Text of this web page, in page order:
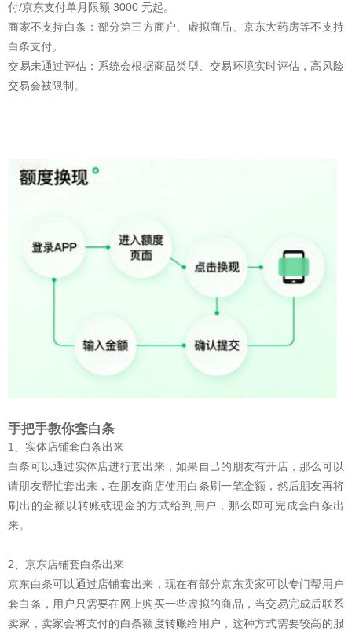
付/京东支付单月限额 3000 元起。
‌商家不支持白条‌：部分第三方商户、虚拟商品、京东大药房等不支持
白条支付。
‌交易未通过评估‌：系统会根据商品类型、交易环境实时评估，高风险
交易会被限制。‌‌‌
手把手教你套白条
1、实体店铺套白条出来
白条可以通过实体店进行套出来，如果自己的朋友有开店，那么可以
请朋友帮忙套出来，在朋友商店使用白条刷一笔金额，然后朋友再将
刷出的金额以转账或现金的方式给到用户，那么即可完成套白条出
来。
2、京东店铺套白条出来
京东白条可以通过店铺套出来，现在有部分京东卖家可以专门帮用户
套白条，用户只需要在网上购买一些虚拟的商品，当交易完成后联系
卖家，卖家会将支付的白条额度转账给用户，这种方式需要较高的服